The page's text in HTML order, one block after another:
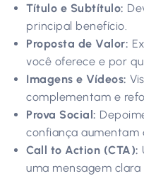
Título e Subtítulo:
principal benefício.
Proposta de Valor:
você oferece e por
Imagens e Vídeos:
complementam e
Prova Social:
confiança aumentam
Call to Action (CTA):
uma mensagem